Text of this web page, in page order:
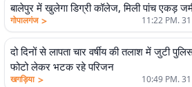
बालेपुर में खुलेगा डिग्री कॉलेज, मिली पांच एकड़
गोपालगंज > 11:22 PM.
दो दिनों से लापता चार वर्षीय की तलाश में जुटी
फोटो लेकर भटक रहे परिजन
खगड़िया > 10:49 PM.